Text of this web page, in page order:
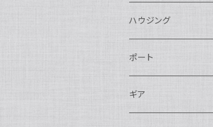
ハウジング
Nikon用
Nauticam
Canon用
ポート
Nauticam
ギア